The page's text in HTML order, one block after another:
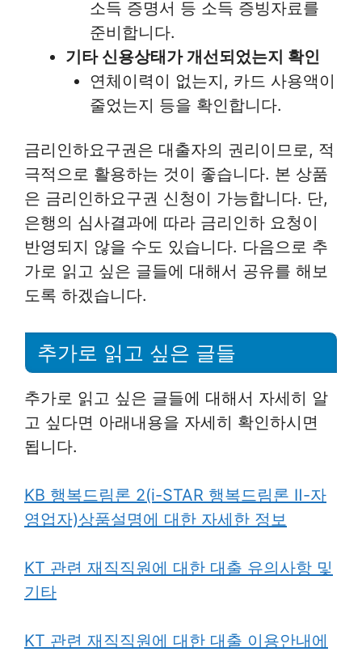
소득 증명서 등 소득 증빙자료를
준비합니다.
기타 신용상태가 개선되었는지 확인
연체이력이 없는지, 카드 사용액이
줄었는지 등을 확인합니다.
금리인하요구권은 대출자의 권리이므로, 적
극적으로 활용하는 것이 좋습니다. 본 상품
은 금리인하요구권 신청이 가능합니다. 단,
은행의 심사결과에 따라 금리인하 요청이
반영되지 않을 수도 있습니다. 다음으로 추
가로 읽고 싶은 글들에 대해서 공유를 해보
도록 하겠습니다.
추가로 읽고 싶은 글들
추가로 읽고 싶은 글들에 대해서 자세히 알
고 싶다면 아래내용을 자세히 확인하시면
됩니다.
KB 행복드림론 2(i-STAR 행복드림론 Ⅱ-자
영업자)상품설명에 대한 자세한 정보
KT 관련 재직직원에 대한 대출 유의사항 및
기타
KT 관련 재직직원에 대한 대출 이용안내에